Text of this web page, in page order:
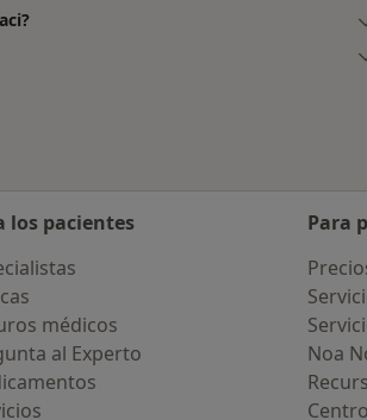
los pacientes
médicos
al Experto
Para
Noa